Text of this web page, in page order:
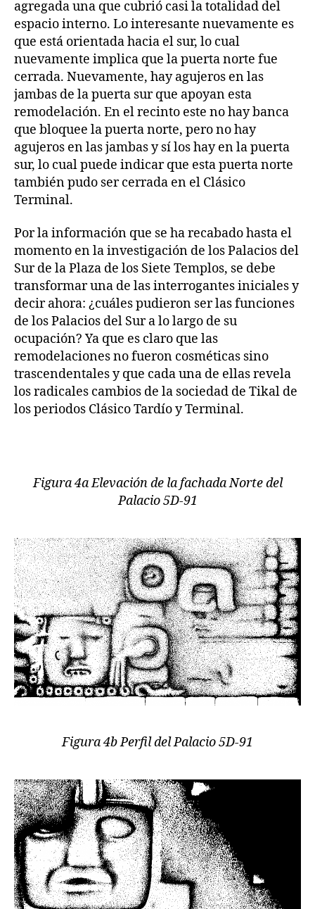
agregada una que cubrió casi la totalidad del
espacio interno. Lo interesante nuevamente es
que está orientada hacia el sur, lo cual
nuevamente implica que la puerta norte fue
cerrada. Nuevamente, hay agujeros en las
jambas de la puerta sur que apoyan esta
remodelación. En el recinto este no hay banca
que bloquee la puerta norte, pero no hay
agujeros en las jambas y sí los hay en la puerta
sur, lo cual puede indicar que esta puerta norte
también pudo ser cerrada en el Clásico
Terminal.
Por la información que se ha recabado hasta el
momento en la investigación de los Palacios del
Sur de la Plaza de los Siete Templos, se debe
transformar una de las interrogantes iniciales y
decir ahora: ¿cuáles pudieron ser las funciones
de los Palacios del Sur a lo largo de su
ocupación? Ya que es claro que las
remodelaciones no fueron cosméticas sino
trascendentales y que cada una de ellas revela
los radicales cambios de la sociedad de Tikal de
los periodos Clásico Tardío y Terminal.
Figura 4a Elevación de la fachada Norte del
Palacio 5D-91
Figura 4b Perfil del Palacio 5D-91